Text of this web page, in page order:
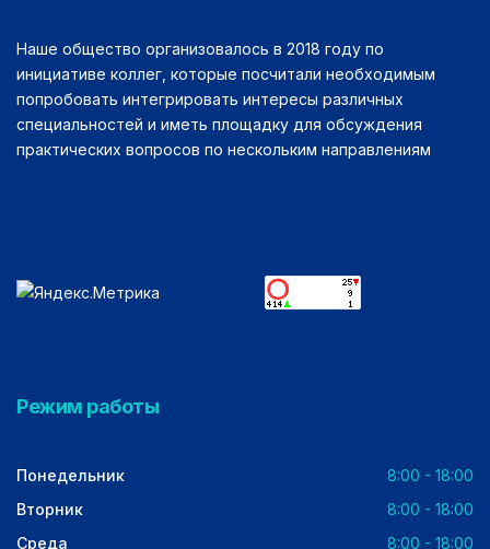
Наше общество организовалось в 2018 году по
инициативе коллег, которые посчитали необходимым
попробовать интегрировать интересы различных
специальностей и иметь площадку для обсуждения
практических вопросов по нескольким направлениям
Режим работы
Понедельник
8:00 - 18:00
Вторник
8:00 - 18:00
Среда
8:00 - 18:00